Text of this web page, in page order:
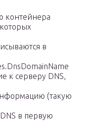
контейнера
в
к серверу DNS,
(такую
в первую